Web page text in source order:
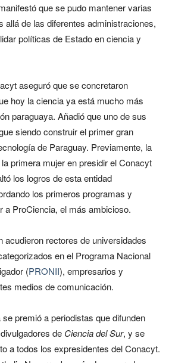
que se pudo mantener varias
allá de las diferentes administraciones,
políticas de Estado en ciencia y
aseguró que se concretaron
hoy la ciencia ya está mucho más
paraguaya. Añadió que uno de sus
siendo construir el primer gran
de Paraguay. Previamente, la
la primera mujer en presidir el Conacyt
los logros de esta entidad
los primeros programas y
a ProCiencia, el más ambicioso.
acudieron rectores de universidades
en el Programa Nacional
(PRONII), empresarios y
medios de comunicación.
premió a periodistas que difunden
de Ciencia del Sur, y se
a todos los expresidentes del Conacyt.